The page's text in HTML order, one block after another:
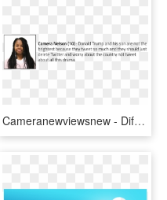
Cameranewviewsnew - Diferencia Entre Alisado Y Shock De Keratina, HD Png Download